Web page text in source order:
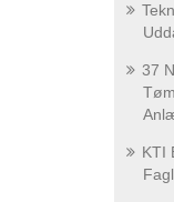
37
KTI